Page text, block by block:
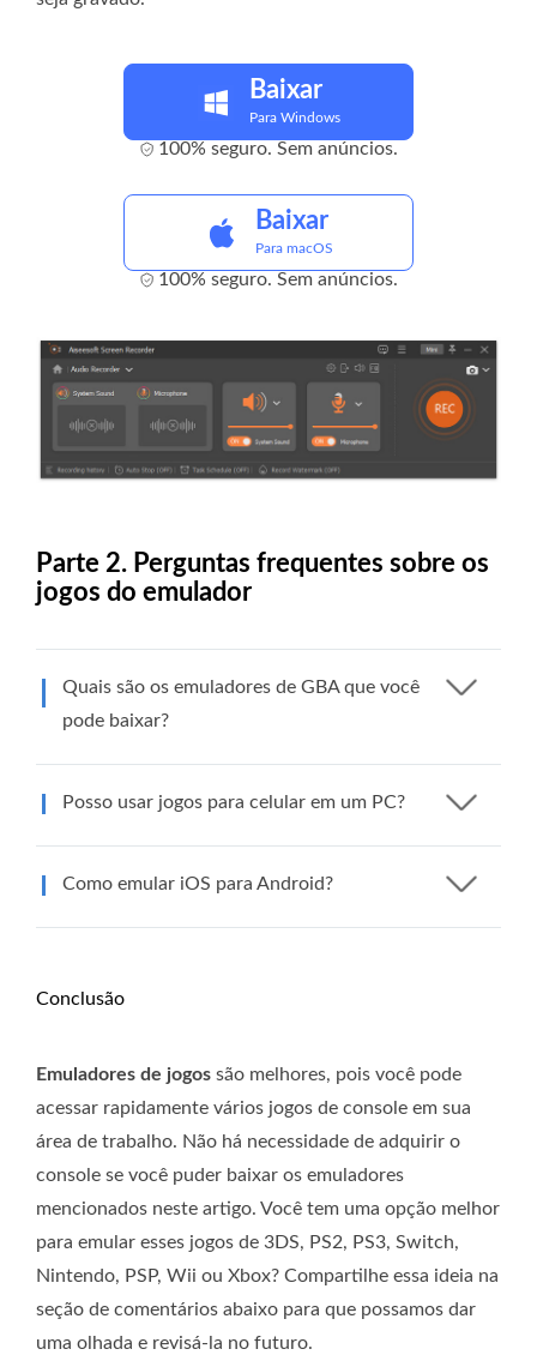
Baixar
Para Windows
100% seguro. Sem anúncios.
Baixar
Para macOS
100% seguro. Sem anúncios.
Parte 2. Perguntas frequentes sobre os
jogos do emulador
Quais são os emuladores de GBA que você
pode baixar?
Posso usar jogos para celular em um PC?
Como emular iOS para Android?
Conclusão
Emuladores de jogos são melhores, pois você pode
acessar rapidamente vários jogos de console em sua
área de trabalho. Não há necessidade de adquirir o
console se você puder baixar os emuladores
mencionados neste artigo. Você tem uma opção melhor
para emular esses jogos de 3DS, PS2, PS3, Switch,
Nintendo, PSP, Wii ou Xbox? Compartilhe essa ideia na
seção de comentários abaixo para que possamos dar
uma olhada e revisá-la no futuro.